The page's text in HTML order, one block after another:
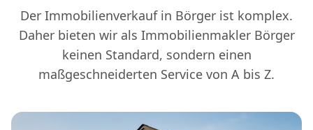
Der Immobilienverkauf in Börger ist komplex.
Daher bieten wir als Immobilienmakler Börger
keinen Standard, sondern einen
maßgeschneiderten Service von A bis Z.